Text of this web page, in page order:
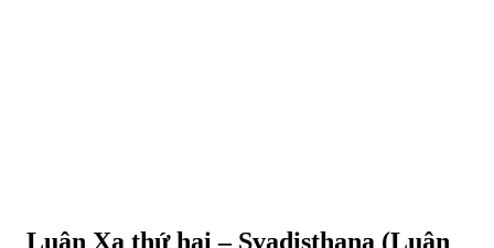
Luân Xa thứ hai – Svadisthana (Luân